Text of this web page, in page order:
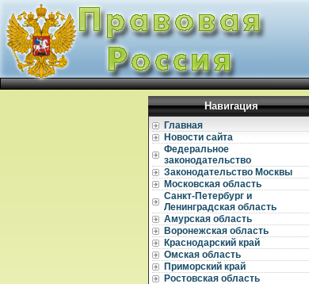
Навигация
Главная
Новости сайта
Федеральное
законодательство
Законодательство Москвы
Московская область
Санкт-Петербург и
Ленинградская область
Амурская область
Воронежская область
Краснодарский край
Омская область
Приморский край
Ростовская область